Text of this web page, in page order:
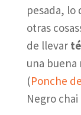
pesada, lo
otras
de llevar
una
(Ponche
Negro